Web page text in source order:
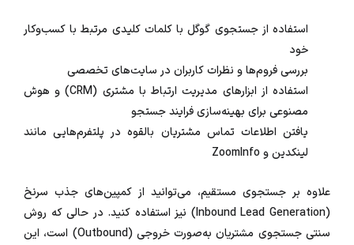
استفاده از جستجوی گوگل با کلمات کلیدی مرتبط با کسب‌وکار
خود
بررسی فروم‌ها و نظرات کاربران در سایت‌های تخصصی
استفاده از ابزارهای مدیریت ارتباط با مشتری (CRM) و هوش
مصنوعی برای بهینه‌سازی فرایند جستجو
یافتن اطلاعات تماس مشتریان بالقوه در پلتفرم‌هایی مانند
لینکدین و ZoomInfo
علاوه بر جستجوی مستقیم، می‌توانید از کمپین‌های جذب سرنخ
(Inbound Lead Generation) نیز استفاده کنید. در حالی که روش
سنتی جستجوی مشتریان به‌صورت خروجی (Outbound) است، این